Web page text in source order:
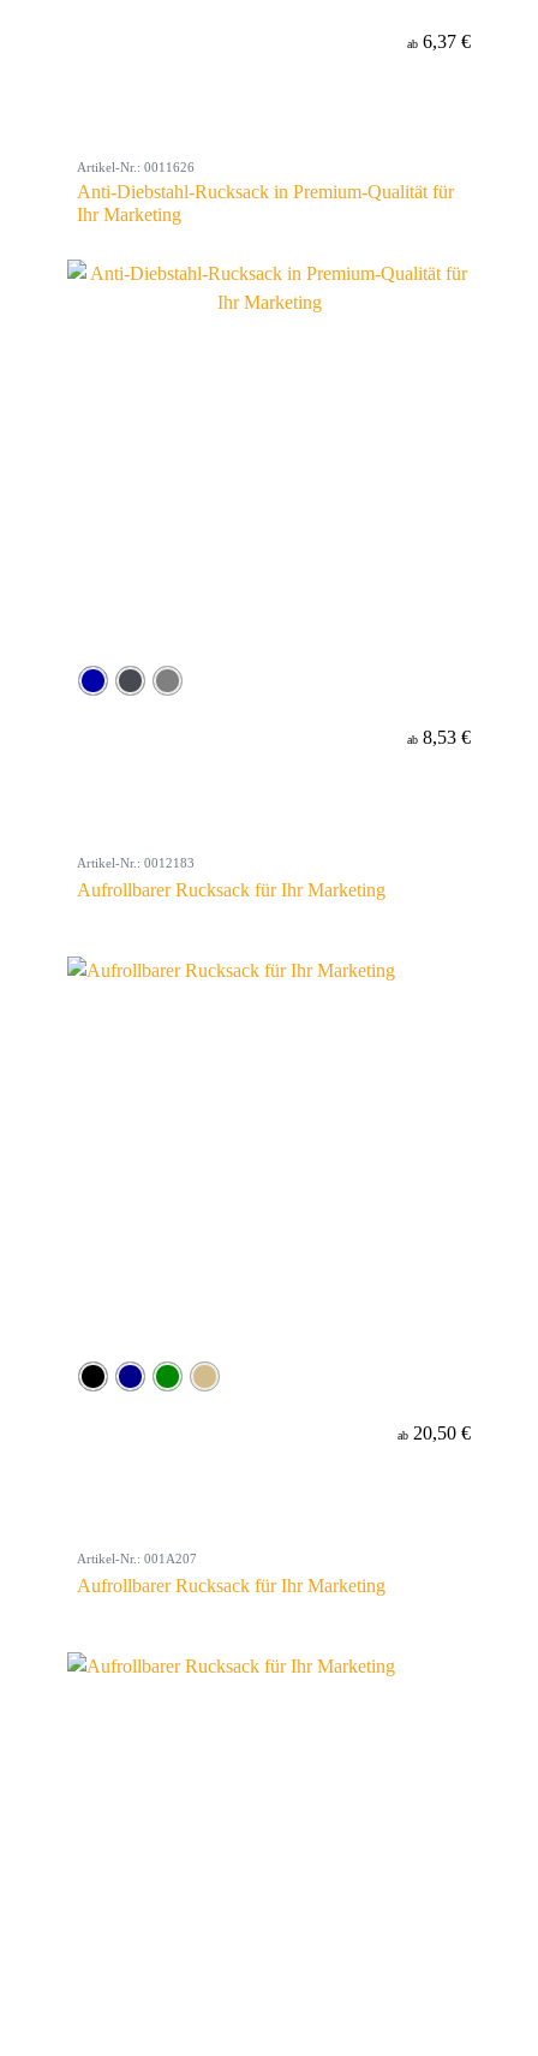
ab 6,37 €
Artikel-Nr.: 0011626
Anti-Diebstahl-Rucksack in Premium-Qualität für
Ihr Marketing
ab 8,53 €
Artikel-Nr.: 0012183
Aufrollbarer Rucksack für Ihr Marketing
ab 20,50 €
Artikel-Nr.: 001A207
Aufrollbarer Rucksack für Ihr Marketing